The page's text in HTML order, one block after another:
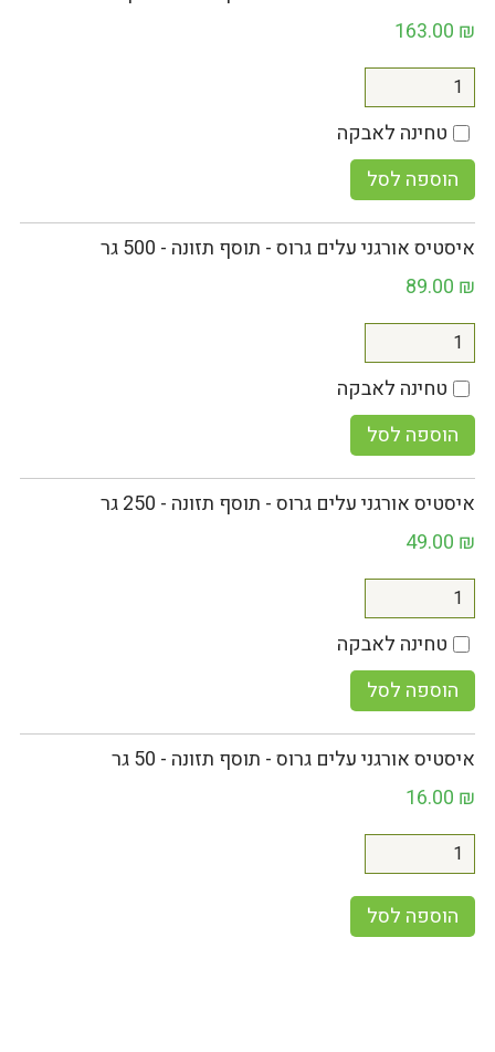
163.00 ₪
טחינה לאבקה
הוספה לסל
איסטיס אורגני עלים גרוס - תוסף תזונה - 500 גר
89.00 ₪
טחינה לאבקה
הוספה לסל
איסטיס אורגני עלים גרוס - תוסף תזונה - 250 גר
49.00 ₪
טחינה לאבקה
הוספה לסל
איסטיס אורגני עלים גרוס - תוסף תזונה - 50 גר
16.00 ₪
הוספה לסל